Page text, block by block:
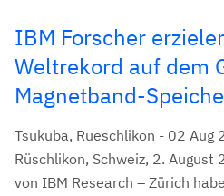
IBM Forscher
Weltrekord auf dem
Magnetband-
Tsukuba, Rueschlikon - 02 Aug
Rüschlikon, Schweiz, 2.
von IBM Research – Zürich